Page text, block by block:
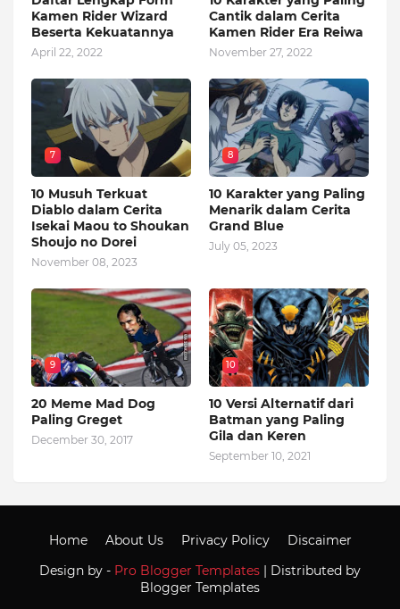
Kamen Rider Wizard
Beserta Kekuatannya
April 22, 2022
Cantik dalam Cerita
Kamen Rider Era Reiwa
November 27, 2022
7
10 Musuh Terkuat
Diablo dalam Cerita
Isekai Maou to Shoukan
Shoujo no Dorei
November 08, 2023
8
10 Karakter yang Paling
Menarik dalam Cerita
Grand Blue
July 05, 2023
9
20 Meme Mad Dog
Paling Greget
December 30, 2017
10
10 Versi Alternatif dari
Batman yang Paling
Gila dan Keren
September 10, 2021
Design by - Pro Blogger Templates | Distributed by
Blogger Templates
Home About Us Privacy Policy Discaimer